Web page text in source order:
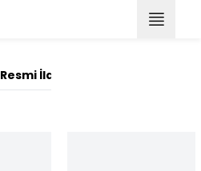
Resmi İlanlar